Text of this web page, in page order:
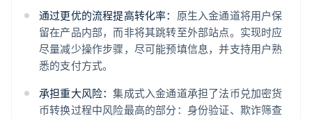
通过更优的流程提高转化率： 原生入金通道将用户保
留在产品内部，而非将其跳转至外部站点。实现时应
尽量减少操作步骤，尽可能预填信息，并支持用户熟
悉的支付方式。
承担重大风险：集成式入金通道承担了法币兑加密货
币转换过程中风险最高的部分：身份验证、欺诈筛查